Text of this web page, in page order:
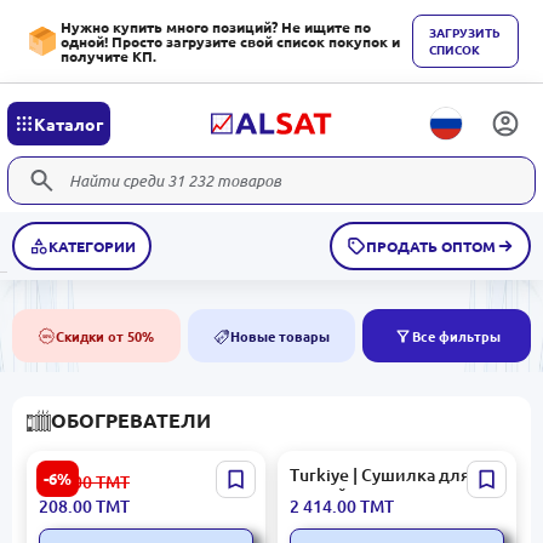
Нужно купить много позиций? Не ищите по
одной! Просто загрузите свой список покупок и
получите КП.
ЗАГРУЗИТЬ
СПИСОК
Каталог
КАТЕГОРИИ ПРОДАТЬ ОПТОМ
50% Скидки от 50% NEW Новые товары Все фильтры
ОБОГРЕВАТЕЛИ
-6%
TESY HEATTESY10766501 |
Настенный обогреватель
энергосберегающий
222.00ТМТ
208.00ТМТ
Turkiye | Сушилка для
ванной электрическая
масляная 50x100 см
2 414.00ТМТ